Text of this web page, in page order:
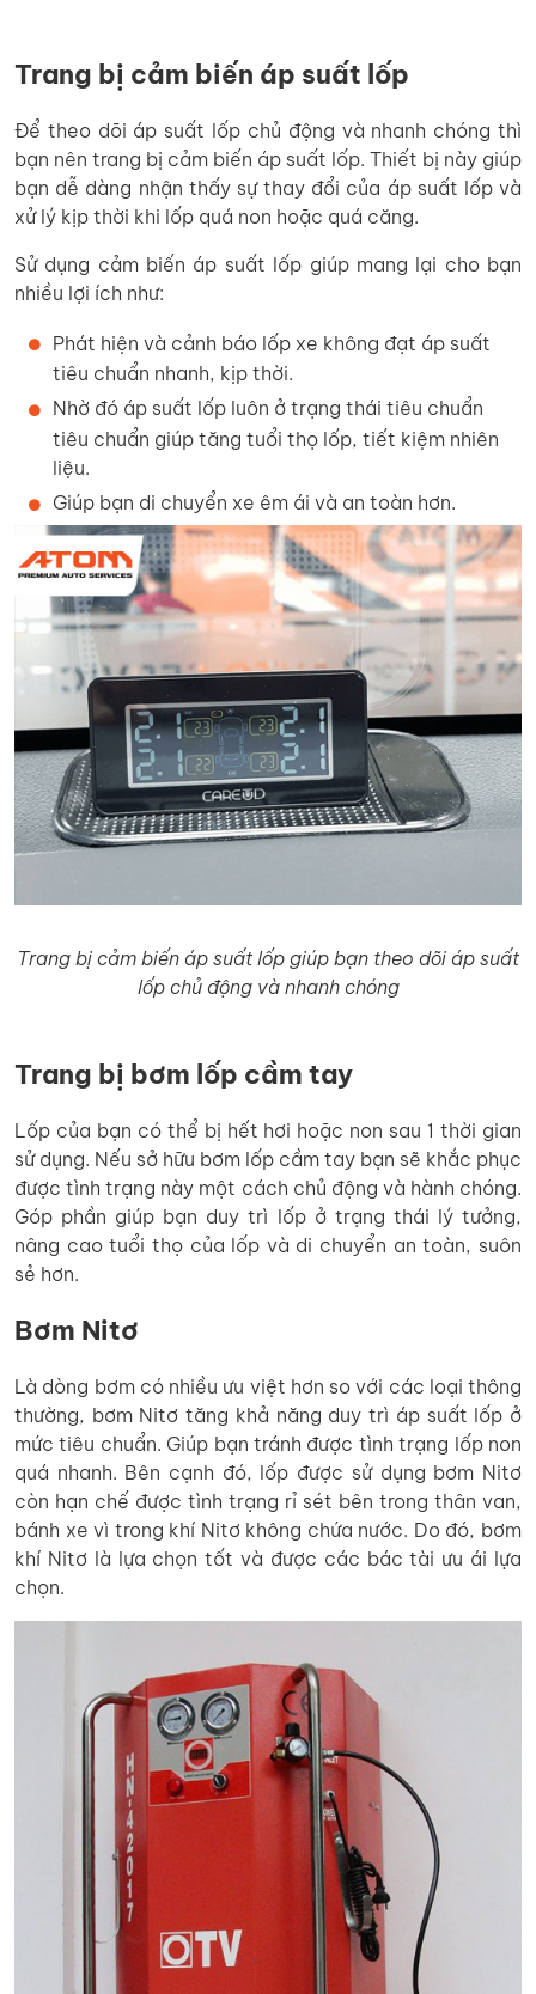
Trang bị cảm biến áp suất lốp
Để theo dõi áp suất lốp chủ động và nhanh chóng thì
bạn nên trang bị cảm biến áp suất lốp. Thiết bị này giúp
bạn dễ dàng nhận thấy sự thay đổi của áp suất lốp và
xử lý kịp thời khi lốp quá non hoặc quá căng.
Sử dụng cảm biến áp suất lốp giúp mang lại cho bạn
nhiều lợi ích như:
Phát hiện và cảnh báo lốp xe không đạt áp suất
tiêu chuẩn nhanh, kịp thời.
Nhờ đó áp suất lốp luôn ở trạng thái tiêu chuẩn
tiêu chuẩn giúp tăng tuổi thọ lốp, tiết kiệm nhiên
liệu.
Giúp bạn di chuyển xe êm ái và an toàn hơn.
Trang bị cảm biến áp suất lốp giúp bạn theo dõi áp suất
lốp chủ động và nhanh chóng
Trang bị bơm lốp cầm tay
Lốp của bạn có thể bị hết hơi hoặc non sau 1 thời gian
sử dụng. Nếu sở hữu bơm lốp cầm tay bạn sẽ khắc phục
được tình trạng này một cách chủ động và hành chóng.
Góp phần giúp bạn duy trì lốp ở trạng thái lý tưởng,
nâng cao tuổi thọ của lốp và di chuyển an toàn, suôn
sẻ hơn.
Bơm Nitơ
Là dòng bơm có nhiều ưu việt hơn so với các loại thông
thường, bơm Nitơ tăng khả năng duy trì áp suất lốp ở
mức tiêu chuẩn. Giúp bạn tránh được tình trạng lốp non
quá nhanh. Bên cạnh đó, lốp được sử dụng bơm Nitơ
còn hạn chế được tình trạng rỉ sét bên trong thân van,
bánh xe vì trong khí Nitơ không chứa nước. Do đó, bơm
khí Nitơ là lựa chọn tốt và được các bác tài ưu ái lựa
chọn.